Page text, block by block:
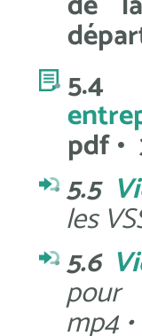
pdf •
5.5
les
5.6
pour
mp4 •